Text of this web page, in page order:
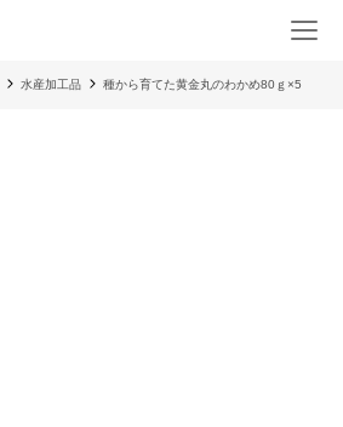
水産加工品 種から育てた黄金丸のわかめ80ｇ×5